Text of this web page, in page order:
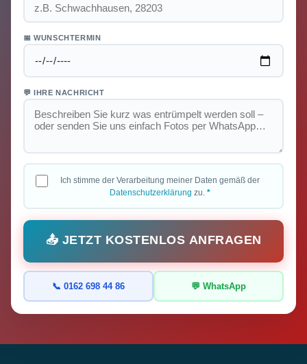
📅 WUNSCHTERMIN
💬 IHRE NACHRICHT
Ich stimme der Verarbeitung meiner Daten gemäß der
Datenschutzerklärung zu. *
📤 JETZT KOSTENLOS ANFRAGEN
📞 0162 698 44 86 💬 WhatsApp